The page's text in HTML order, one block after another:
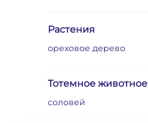
Растения
ореховое дерево
Тотемное животное
соловей